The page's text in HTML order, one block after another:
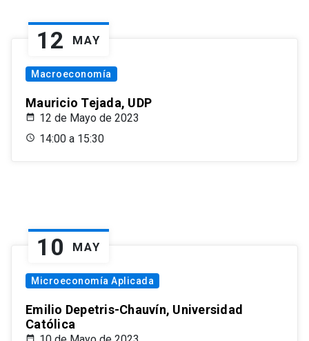
12 MAY
Macroeconomía
Mauricio Tejada, UDP
12 de Mayo de 2023
14:00 a 15:30
10 MAY
Microeconomía Aplicada
Emilio Depetris-Chauvín, Universidad
Católica